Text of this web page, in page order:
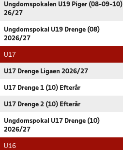
Ungdomspokalen U19 Piger (08-09-10)
26/27
Ungdomspokal U19 Drenge (08)
2026/27
U17
U17 Drenge Ligaen 2026/27
U17 Drenge 1 (10) Efterår
U17 Drenge 2 (10) Efterår
Ungdomspokal U17 Drenge (10)
2026/27
U16